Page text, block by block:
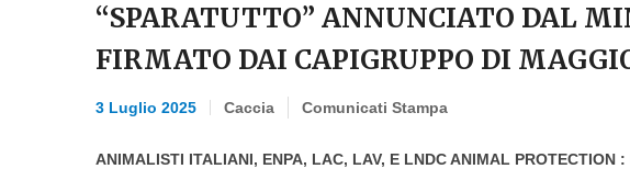
“SPARATUTTO” ANNUNCIATO DAL
FIRMATO DAI CAPIGRUPPO DI
3 Luglio 2025 Caccia Comunicati Stampa
ANIMALISTI ITALIANI, ENPA, LAC, LAV, E LNDC ANIMAL PROTECTION